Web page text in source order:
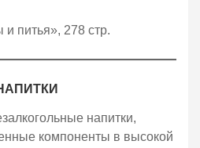
и питья», 278 стр.
напитки,
компоненты в высокой